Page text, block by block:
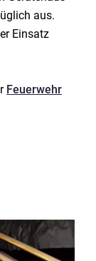
aus.
Einsatz
Feuerwehr